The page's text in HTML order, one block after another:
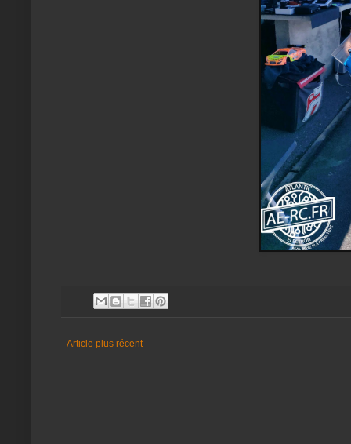
Article plus récent